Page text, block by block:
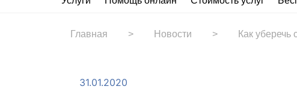
Главная > Новости > Как уберечь
31.01.2020